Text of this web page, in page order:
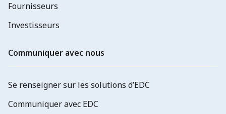
Fournisseurs
Investisseurs
Communiquer avec nous
Se renseigner sur les solutions d’EDC
Communiquer avec EDC